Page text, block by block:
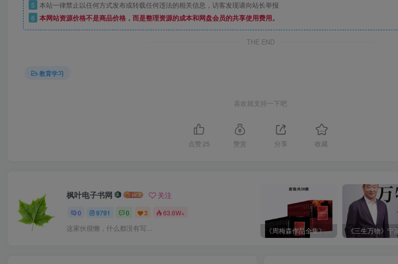
5 本站一律禁止以任何方式发布或转载任何违法的相关信息，访客发现请向站长举报
6 本网站资源价格不是商品价格，而是整理资源的成本和网盘会员的共享使用费用。
THE END
教育学习
喜欢就支持一下吧
点赞 25 赞赏 分享 收藏
枫叶电子书网 关注
0 9791 0 3 63.6W+
这家伙很懒，什么都没有写... 《周梅森作品全集》[共30册]